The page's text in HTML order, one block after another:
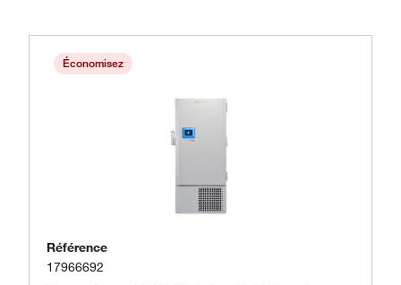
Économisez
Référence
17966692